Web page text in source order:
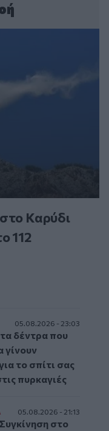
Καρύδι
112
05.08.2026 - 23:03
τα δέντρα που
γίνουν
το σπίτι σας
πυρκαγιές
05.08.2026 - 21:13
στο